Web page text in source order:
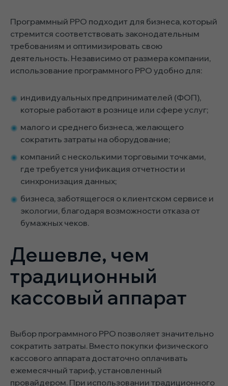
Программный РРО подходит для бизнеса, который
стремится соответствовать законодательным
требованиям и оптимизировать свою
деятельность. Независимо от размера компании,
использование программного РРО удобно для:
индивидуальных предпринимателей (ФОП),
которые работают в рознице или сфере услуг;
малого и среднего бизнеса, желающего
сократить затраты на оборудование;
компаний с несколькими торговыми точками,
где требуется унификация отчетности и
синхронизация данных;
бизнеса, заботящегося о клиентском сервисе и
экологии, благодаря возможности отказа от
бумажных чеков.
Дешевле, чем
традиционный
кассовый аппарат
Выбор программного РРО позволяет значительно
сократить затраты. Вместо покупки физического
кассового аппарата достаточно оплачивать
ежемесячный тариф, установленный
провайдером. При использовании традиционного